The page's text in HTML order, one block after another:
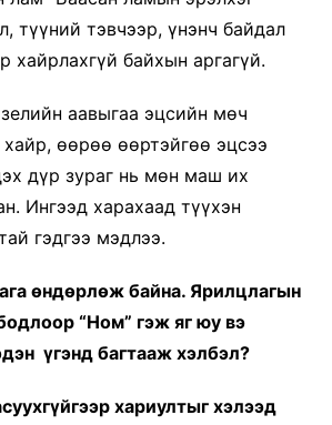
түүний тэвчээр, үнэнч байдал
хайрлахгүй байхын аргагүй.
аавыгаа эцсийн мөч
хайр, өөрөө өөртэйгөө эцсээ
дүр зураг нь мөн маш их
Ингээд харахаад түүхэн
гэдгээ мэдлээ.
өндөрлөж байна. Ярилцлагын
“Ном” гэж яг юу вэ
үгэнд багтааж хэлбэл?
хариултыг хэлээд